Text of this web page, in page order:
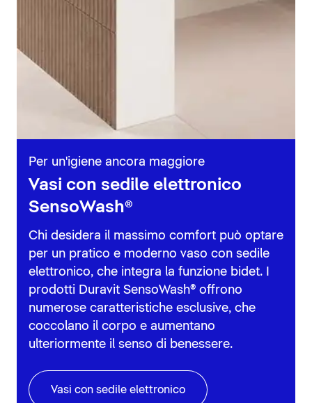
Per un'igiene ancora maggiore
Vasi con sedile elettronico
SensoWash®
Chi desidera il massimo comfort può optare
per un pratico e moderno vaso con sedile
elettronico, che integra la funzione bidet. I
prodotti Duravit SensoWash® offrono
numerose caratteristiche esclusive, che
coccolano il corpo e aumentano
ulteriormente il senso di benessere.
Vasi con sedile elettronico